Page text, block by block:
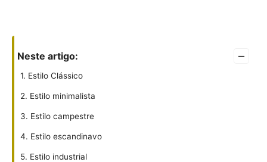
Neste artigo: –
1. Estilo Clássico
2. Estilo minimalista
3. Estilo campestre
4. Estilo escandinavo
5. Estilo industrial